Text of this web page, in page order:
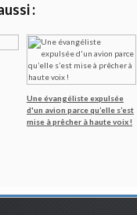
:
Une évangéliste expulsée
d'un avion parce qu’elle s’est
mise à prêcher à haute voix !